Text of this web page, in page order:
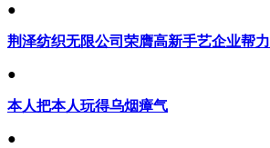
●
荆泽纺织无限公司荣膺高新手艺企业帮力
●
本人把本人玩得乌烟瘴气
●